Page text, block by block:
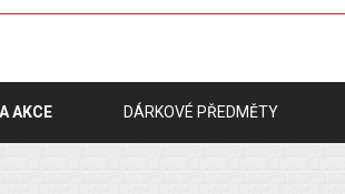
AKCE DÁRKOVÉ PŘEDMĚTY